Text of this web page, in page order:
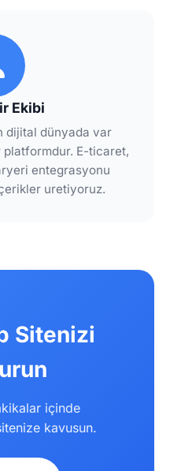
Ekibi
dijital dünyada var
E-ticaret,
entegrasyonu
uretiyoruz.
Sitenizi
içinde
kavusun.